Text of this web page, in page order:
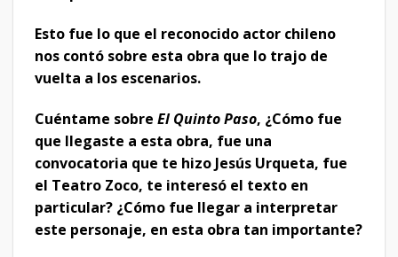
Esto fue lo que el reconocido actor chileno
nos contó sobre esta obra que lo trajo de
vuelta a los escenarios.
Cuéntame sobre El Quinto Paso, ¿Cómo fue
que llegaste a esta obra, fue una
convocatoria que te hizo Jesús Urqueta, fue
el Teatro Zoco, te interesó el texto en
particular? ¿Cómo fue llegar a interpretar
este personaje, en esta obra tan importante?